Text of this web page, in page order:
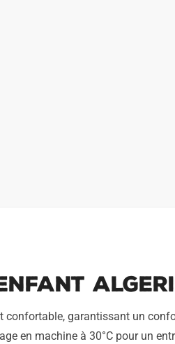
confortable, garantissant un
en machine à 30°C pour un